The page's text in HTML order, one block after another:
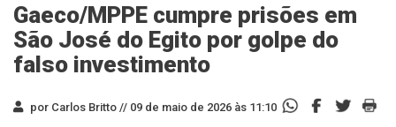
Gaeco/MPPE cumpre prisões em
São José do Egito por golpe do
falso investimento
por Carlos Britto // 09 de maio de 2026 às 11:10